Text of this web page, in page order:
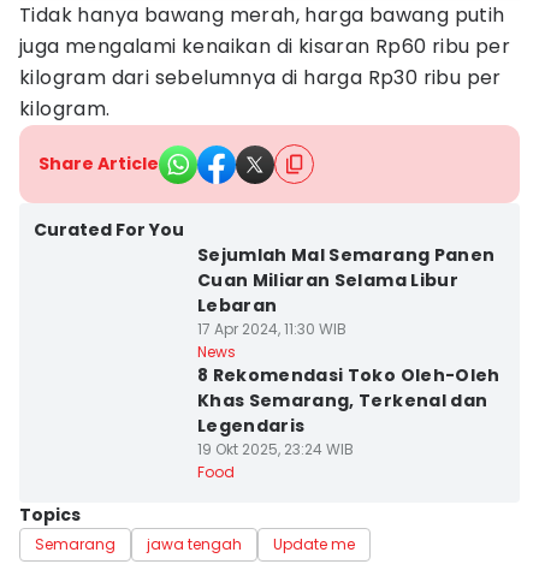
Tidak hanya bawang merah, harga bawang putih
juga mengalami kenaikan di kisaran Rp60 ribu per
kilogram dari sebelumnya di harga Rp30 ribu per
kilogram.
Share Article
Curated For You
Sejumlah Mal Semarang Panen
Cuan Miliaran Selama Libur
Lebaran
17 Apr 2024, 11:30 WIB
News
8 Rekomendasi Toko Oleh-Oleh
Khas Semarang, Terkenal dan
Legendaris
19 Okt 2025, 23:24 WIB
Food
Topics
Semarang jawa tengah Update me